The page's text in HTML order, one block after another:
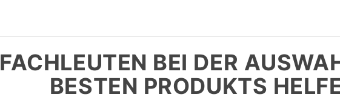
FACHLEUTEN BEI DER
BESTEN PRODUKTS